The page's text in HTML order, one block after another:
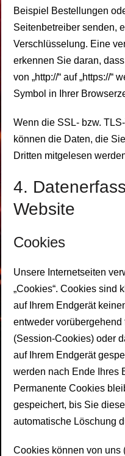
Beispiel Bestellungen
Seitenbetreiber senden,
Verschlüsselung. Eine
erkennen Sie daran,
von „http://“ auf „https://“
Symbol in Ihrer
Wenn die SSL- bzw.
können die Daten, die
Dritten mitgelesen
4.
Website
Cookies
Unsere Internetseiten
„Cookies“. Cookies sind
auf Ihrem Endgerät
entweder
(Session-Cookies) oder
auf Ihrem Endgerät
werden nach Ende Ihres
Permanente Cookies
gespeichert, bis Sie
automatische Löschung
Cookies können von uns